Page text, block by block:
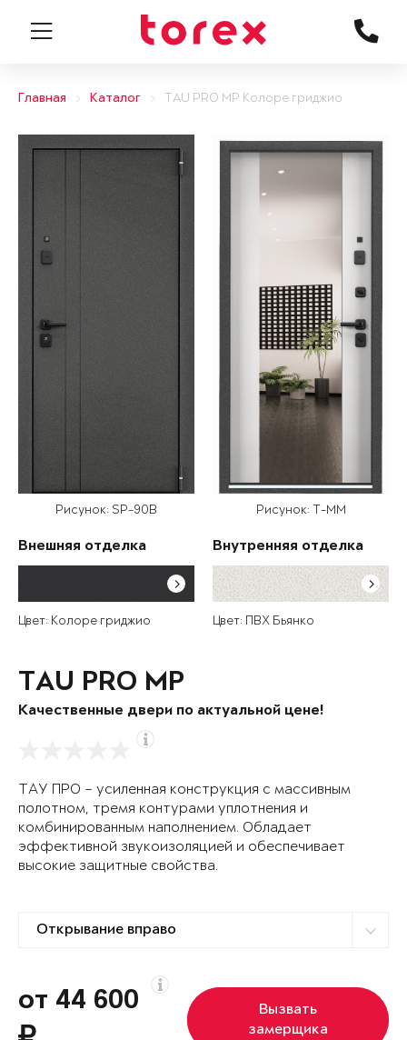
Главная Каталог TAU PRO MP Колоре гриджио
Рисунок: SP-90B
Внешняя отделка
Цвет: Колоре гриджио
Рисунок: T-MM
Внутренняя отделка
Цвет: ПВХ Бьянко
TAU PRO MP
Качественные двери по актуальной цене!
ТАУ ПРО – усиленная конструкция с массивным
полотном, тремя контурами уплотнения и
комбинированным наполнением. Обладает
эффективной звукоизоляцией и обеспечивает
высокие защитные свойства.
от 44 600
Вызвать
замерщика